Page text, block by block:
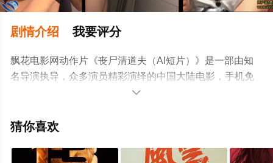
剧情介绍 我要评分
飘花电影网动作片《丧尸清道夫（AI短片）》是一部由知
名导演执导，众多演员精彩演绎的中国大陆电影，手机免
费观看高清无删减完整版电影大全就上飘花影院，更多相

猜你喜欢